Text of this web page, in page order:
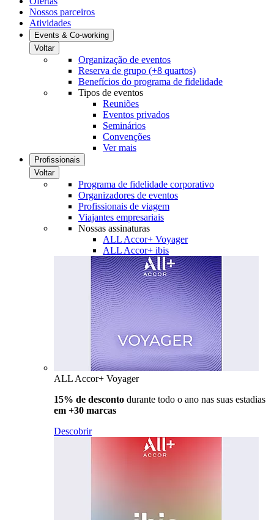
Nossos parceiros
Atividades
Events & Co-working
Voltar
Organização de eventos
Reserva de grupo (+8 quartos)
Benefícios do programa de fidelidade
Tipos de eventos
Reuniões
Eventos privados
Seminários
Convenções
Ver mais
Profissionais
Voltar
Programa de fidelidade corporativo
Organizadores de eventos
Profissionais de viagem
Viajantes empresariais
Nossas assinaturas
ALL Accor+ Voyager
ALL Accor+ ibis
ALL Accor+ Voyager
15% de desconto durante todo o ano nas suas estadias
em +30 marcas
Descobrir